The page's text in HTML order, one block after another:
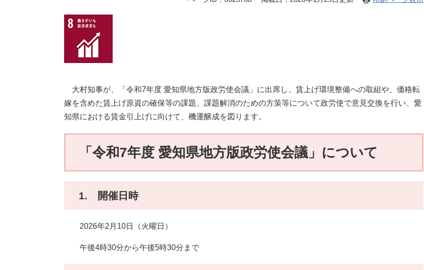
大村知事が、「令和7年度 愛知県地方版政労使会議」に出席し、賃上げ環境整備への取組や、価格転
嫁を含めた賃上げ原資の確保等の課題、課題解消のための方策等について政労使で意見交換を行い、愛
知県における賃金引上げに向けて、機運醸成を図ります。
「令和7年度 愛知県地方版政労使会議」について
1. 開催日時
2026年2月10日（火曜日）
午後4時30分から午後5時30分まで